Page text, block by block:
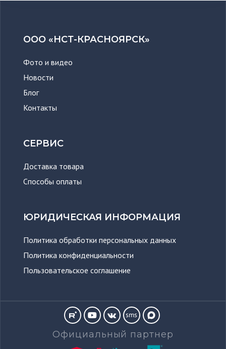
ООО «НСТ-КРАСНОЯРСК»
Фото и видео
Новости
Блог
Контакты
СЕРВИС
Доставка товара
Способы оплаты
ЮРИДИЧЕСКАЯ ИНФОРМАЦИЯ
Политика обработки персональных данных
Политика конфиденциальности
Пользовательское соглашение
sms
Официальный партнер